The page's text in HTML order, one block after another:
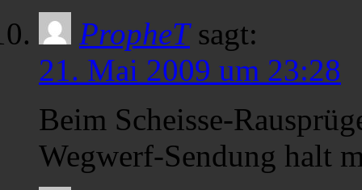
PropheT sagt:
21. Mai 2009 um 23:28
Beim Scheisse-
Wegwerf-Sendung halt